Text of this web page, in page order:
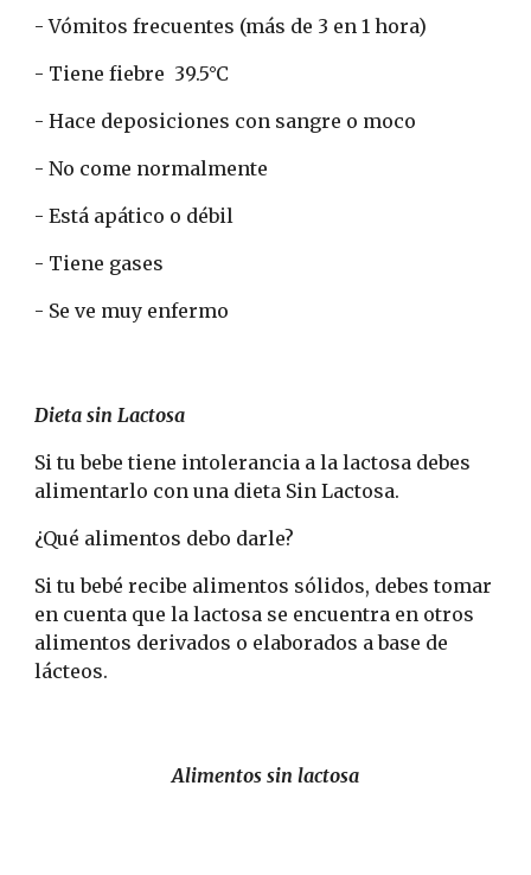
- Vómitos frecuentes (más de 3 en 1 hora)
- Tiene fiebre  39.5°C
- Hace deposiciones con sangre o moco
- No come normalmente
- Está apático o débil
- Tiene gases
- Se ve muy enfermo
Dieta sin Lactosa
Si tu bebe tiene intolerancia a la lactosa debes
alimentarlo con una dieta Sin Lactosa.
¿Qué alimentos debo darle?
Si tu bebé recibe alimentos sólidos, debes tomar
en cuenta que la lactosa se encuentra en otros
alimentos derivados o elaborados a base de
lácteos.
Alimentos sin lactosa